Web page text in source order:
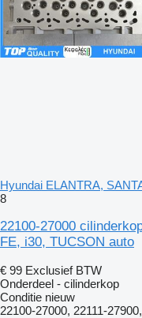
Hyundai ELANTRA,
8
22100-27000
FE, i30, TUCSON auto
€ 99 Exclusief BTW
Onderdeel - cilinderkop
Conditie nieuw
22100-27000, 22111-